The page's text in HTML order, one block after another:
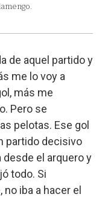
de aquel partido y
me lo voy a
más me
Pero se
pelotas. Ese gol
partido decisivo
desde el arquero y
todo. Si
iba a hacer el